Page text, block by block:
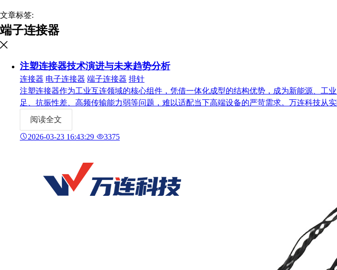
文章标签:
端子连接器
注塑连接器技术演进与未来趋势分析
连接器 电子连接器 端子连接器 排针
注塑连接器作为工业互连领域的核心组件，凭借一体化成型的结构优势，成为新能源、工
足、抗振性差、高频传输能力弱等问题，难以适配当下高端设备的严苛需求。万连科技
势，为工程师、采购端提供专业参考。
阅读全文
2026-03-23 16:43:29 3375